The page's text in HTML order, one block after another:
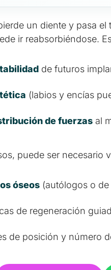
un diente y pasa el
ir reabsorbiéndose.
de futuros
(labios y encías
de fuerzas al
puede ser necesario
óseos (autólogos o
de regeneración
de posición y número